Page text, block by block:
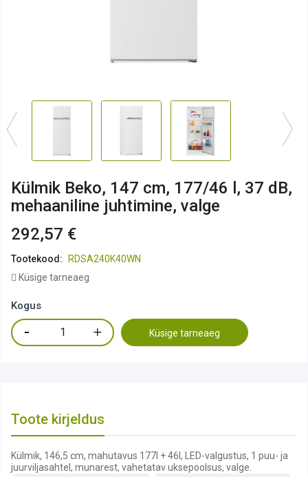
Külmik Beko, 147 cm, 177/46 l, 37 dB,
mehaaniline juhtimine, valge
292,57 €
Tootekood:
RDSA240K40WN
Küsige tarneaeg
Kogus
Küsige tarneaeg
Toote kirjeldus
Külmik, 146,5 cm, mahutavus 177l + 46l, LED-valgustus, 1 puu- ja
juurviljasahtel, munarest, vahetatav uksepoolsus, valge.